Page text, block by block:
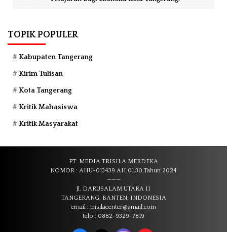
TOPIK POPULER
Kabupaten Tangerang
Kirim Tulisan
Kota Tangerang
Kritik Mahasiswa
Kritik Masyarakat
PT. MEDIA TRISILA MERDEKA
NOMOR : AHU-013439.AH.01.30.Tahun 2024
———
Jl. DARUSALAM UTARA II
TANGERANG, BANTEN, INDONESIA
email : trisilacenter@gmail.com
telp : 0882-9329-7819